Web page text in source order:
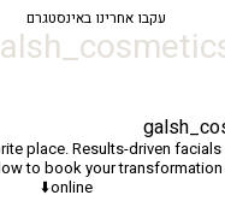
עקבו אחרינו באינסטגרם
place.Results-driven facials
to book your transformation
online⬇️